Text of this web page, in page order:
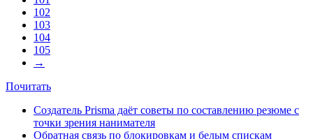
102
103
104
105
→
Почитать
Создатель Prisma даёт советы по составлению резюме с
точки зрения нанимателя
Обратная связь по блокировкам и белым спискам